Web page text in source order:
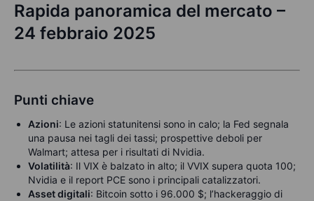
Rapida panoramica del mercato –
24 febbraio 2025
Punti chiave
Azioni: Le azioni statunitensi sono in calo; la Fed segnala
una pausa nei tagli dei tassi; prospettive deboli per
Walmart; attesa per i risultati di Nvidia.
Volatilità: Il VIX è balzato in alto; il VVIX supera quota 100;
Nvidia e il report PCE sono i principali catalizzatori.
Asset digitali: Bitcoin sotto i 96.000 $; l’hackeraggio di